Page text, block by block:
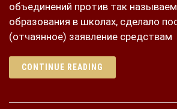
объединений против так
образования в школах, сделало
(отчаянное) заявление средствам
CONTINUE READING